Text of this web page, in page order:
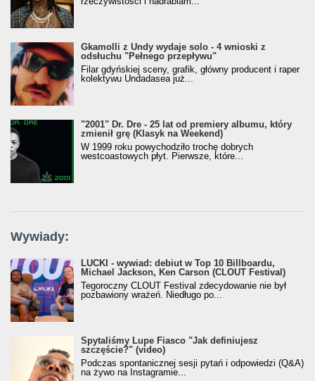
Gkamolli z Undy wydaje solo - 4 wnioski z
odsłuchu "Pełnego przepływu"
Filar gdyńskiej sceny, grafik, główny producent i raper
kolektywu Undadasea już...
"2001" Dr. Dre - 25 lat od premiery albumu, który
zmienił grę (Klasyk na Weekend)
W 1999 roku powychodziło trochę dobrych
westcoastowych płyt. Pierwsze, które...
Wywiady:
LUCKI - wywiad: debiut w Top 10 Billboardu,
Michael Jackson, Ken Carson (CLOUT Festival)
Tegoroczny CLOUT Festival zdecydowanie nie był
pozbawiony wrażeń. Niedługo po...
Spytaliśmy Lupe Fiasco "Jak definiujesz
szczęście?" (video)
Podczas spontanicznej sesji pytań i odpowiedzi (Q&A)
na żywo na Instagramie...